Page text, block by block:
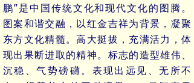
鹏”是中国传统文化和现代文化的图腾。
图案和谐交融，以红金吉祥为背景，凝聚
东方文化精髓。高大挺拔，充满活力，体
现出果断进取的精神。标志的造型雄伟、
沉稳、气势磅礴。表现出远见、无所不